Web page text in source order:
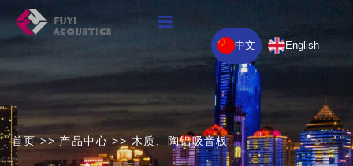
中文 English
首页>>产品中心 >> 木质、陶铝吸音板